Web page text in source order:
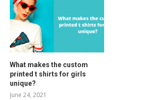
What makes the custom
printed t shirts for girls
unique?
June 24, 2021